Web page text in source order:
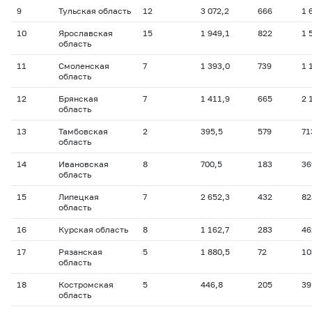
9 Тульская область 12 3 072,2 666 1
10
Ярославская
область
15 1 949,1 822 1
11
Смоленская
область
7 1 393,0 739 1
12
Брянская
область
7 1 411,9 665 2
13
Тамбовская
область
2 395,5 579
14
Ивановская
область
8 700,5 183
15
Липецкая
область
7 2 652,3 432
16 Курская область 8 1 162,7 283
17
Рязанская
область
5 1 880,5 72
18
Костромская
область
5 446,8 205